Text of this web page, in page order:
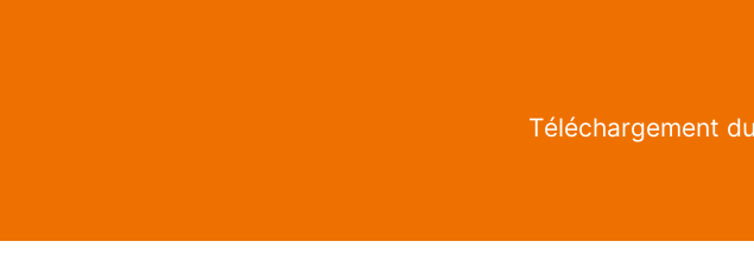
Téléchargement